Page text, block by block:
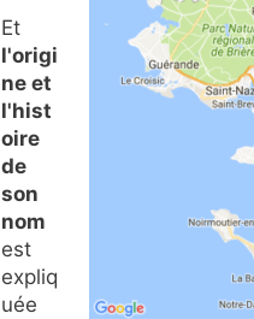
Et
l'origi
ne et
l'hist
oire
de
son
nom
est
expliq
uée